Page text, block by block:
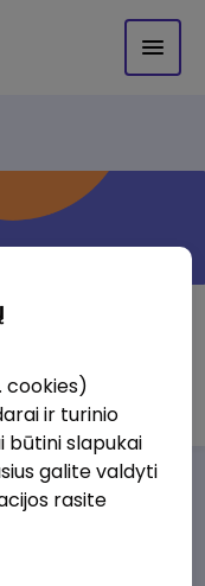
cookies)
ir turinio
būtini slapukai
galite valdyti
rasite